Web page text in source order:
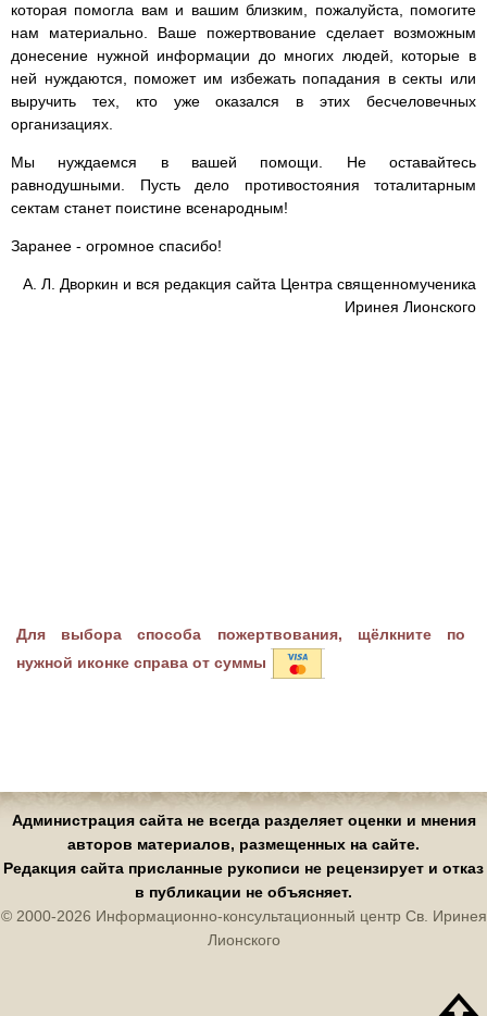
которая помогла вам и вашим близким, пожалуйста, помогите
нам материально. Ваше пожертвование сделает возможным
донесение нужной информации до многих людей, которые в
ней нуждаются, поможет им избежать попадания в секты или
выручить тех, кто уже оказался в этих бесчеловечных
организациях.
Мы нуждаемся в вашей помощи. Не оставайтесь
равнодушными. Пусть дело противостояния тоталитарным
сектам станет поистине всенародным!
Заранее - огромное спасибо!
А. Л. Дворкин и вся редакция сайта Центра священномученика
Иринея Лионского
Для выбора способа пожертвования, щёлкните по
нужной иконке справа от суммы
Администрация сайта не всегда разделяет оценки и мнения
авторов материалов, размещенных на сайте.
Редакция сайта присланные рукописи не рецензирует и отказ
в публикации не объясняет.
© 2000-2026 Информационно-консультационный центр Св. Иринея
Лионского